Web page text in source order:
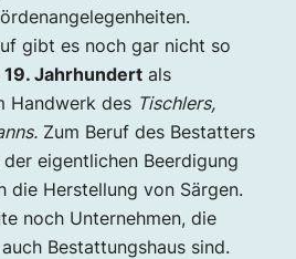
gibt es noch gar nicht so
19. Jahrhundert als
Handwerk des Tischlers,
Zum Beruf des Bestatters
eigentlichen Beerdigung
die Herstellung von Särgen.
noch Unternehmen, die
Bestattungshaus sind.